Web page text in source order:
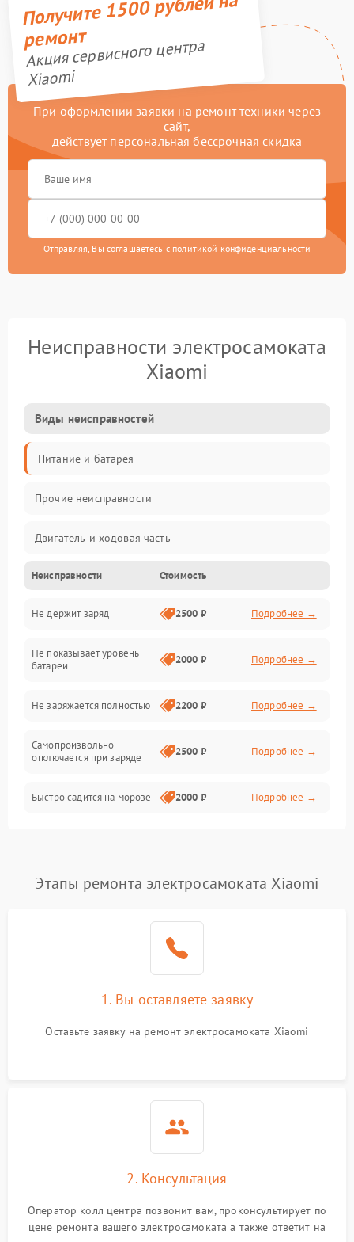
Получите 1500 рублей на
ремонт
Акция сервисного центра
Xiaomi
При оформлении заявки на ремонт техники через
сайт,
действует персональная бессрочная скидка
Отправляя, Вы соглашаетесь с политикой конфиденциальности
Неисправности электросамоката
Xiaomi
Виды неисправностей
Питание и батарея
Прочие неисправности
Двигатель и ходовая часть
Тормоза и безопасность
Подвеска и колеса
Электроника и управление
Неисправности Стоимость
Не держит заряд 2500 ₽ Подробнее →
Не показывает уровень
батареи
2000 ₽ Подробнее →
Не заряжается полностью 2200 ₽ Подробнее →
Самопроизвольно
отключается при заряде
2500 ₽ Подробнее →
Быстро садится на морозе 2000 ₽ Подробнее →
Этапы ремонта электросамоката Xiaomi
1. Вы оставляете заявку
Оставьте заявку на ремонт электросамоката Xiaomi
2. Консультация
Оператор колл центра позвонит вам, проконсультирует по
цене ремонта вашего электросамоката а также ответит на